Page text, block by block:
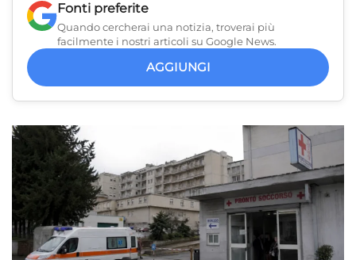
Fonti preferite
Quando cercherai una notizia, troverai più
facilmente i nostri articoli su Google News.
AGGIUNGI